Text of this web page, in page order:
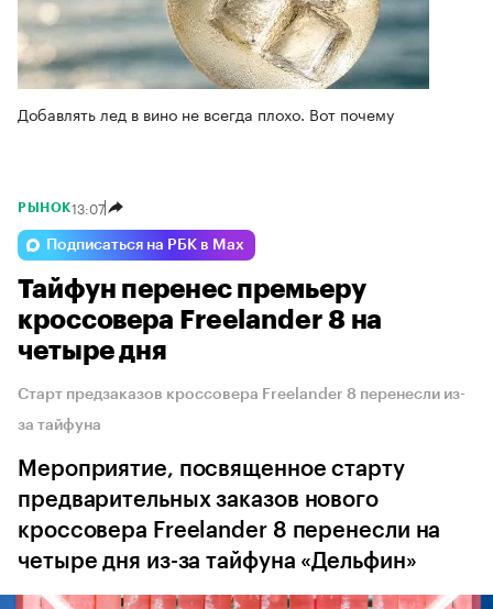
Добавлять лед в вино не всегда плохо. Вот почему
РЫНОК13:07
Подписаться на РБК в Max
Тайфун перенес премьеру
кроссовера Freelander 8 на
четыре дня
Старт предзаказов кроссовера Freelander 8 перенесли из-
за тайфуна
Мероприятие, посвященное старту
предварительных заказов нового
кроссовера Freelander 8 перенесли на
четыре дня из-за тайфуна «Дельфин»